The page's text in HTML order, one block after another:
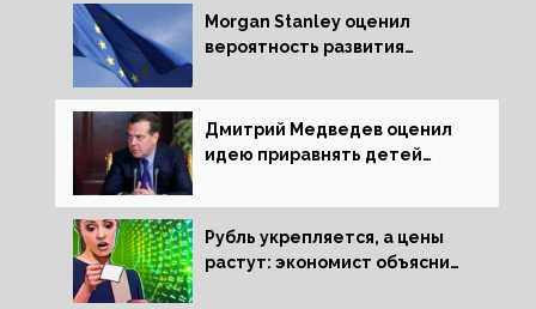
Morgan Stanley оценил
вероятность развития
Дмитрий Медведев оценил
идею приравнять детей
Рубль укрепляется, а цены
растут: экономист объяснил